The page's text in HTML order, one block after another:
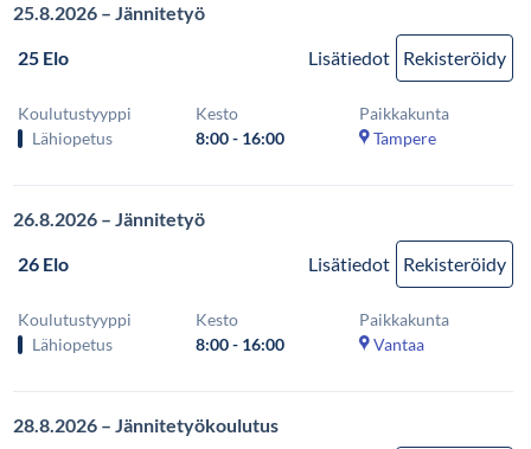
25.8.2026 – Jännitetyö
25 Elo
Lisätiedot Rekisteröidy
Koulutustyyppi
Lähiopetus
Kesto
8:00 - 16:00
Paikkakunta
Tampere
26.8.2026 – Jännitetyö
26 Elo
Lisätiedot Rekisteröidy
Koulutustyyppi
Lähiopetus
Kesto
8:00 - 16:00
Paikkakunta
Vantaa
28.8.2026 – Jännitetyökoulutus